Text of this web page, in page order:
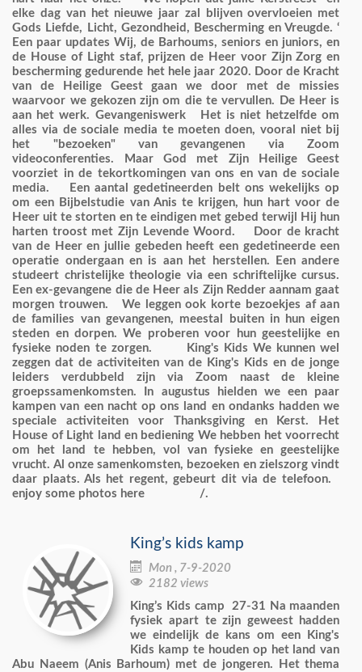
elke dag van het nieuwe jaar zal blijven overvloeien met
Gods Liefde, Licht, Gezondheid, Bescherming en Vreugde. ‘
Een paar updates Wij, de Barhoums, seniors en juniors, en
de House of Light staf, prijzen de Heer voor Zijn Zorg en
bescherming gedurende het hele jaar 2020. Door de Kracht
van de Heilige Geest gaan we door met de missies
waarvoor we gekozen zijn om die te vervullen. De Heer is
aan het werk. Gevangeniswerk Het is niet hetzelfde om
alles via de sociale media te moeten doen, vooral niet bij
het "bezoeken" van gevangenen via Zoom
videoconferenties. Maar God met Zijn Heilige Geest
voorziet in de tekortkomingen van ons en van de sociale
media. Een aantal gedetineerden belt ons wekelijks op
om een Bijbelstudie van Anis te krijgen, hun hart voor de
Heer uit te storten en te eindigen met gebed terwijl Hij hun
harten troost met Zijn Levende Woord. Door de kracht
van de Heer en jullie gebeden heeft een gedetineerde een
operatie ondergaan en is aan het herstellen. Een andere
studeert christelijke theologie via een schriftelijke cursus.
Een ex-gevangene die de Heer als Zijn Redder aannam gaat
morgen trouwen. We leggen ook korte bezoekjes af aan
de families van gevangenen, meestal buiten in hun eigen
steden en dorpen. We proberen voor hun geestelijke en
fysieke noden te zorgen. King's Kids We kunnen wel
zeggen dat de activiteiten van de King's Kids en de jonge
leiders verdubbeld zijn via Zoom naast de kleine
groepssamenkomsten. In augustus hielden we een paar
kampen van een nacht op ons land en ondanks hadden we
speciale activiteiten voor Thanksgiving en Kerst. Het
House of Light land en bediening We hebben het voorrecht
om het land te hebben, vol van fysieke en geestelijke
vrucht. Al onze samenkomsten, bezoeken en zielszorg vindt
daar plaats. Als het regent, gebeurt dit via de telefoon.
enjoy some photos here /.
King’s kids kamp
 Mon , 7-9-2020
 2182 views
King’s Kids camp 27-31 Na maanden
fysiek apart te zijn geweest hadden
we eindelijk de kans om een King's
Kids kamp te houden op het land van
Abu Naeem (Anis Barhoum) met de jongeren. Het thema